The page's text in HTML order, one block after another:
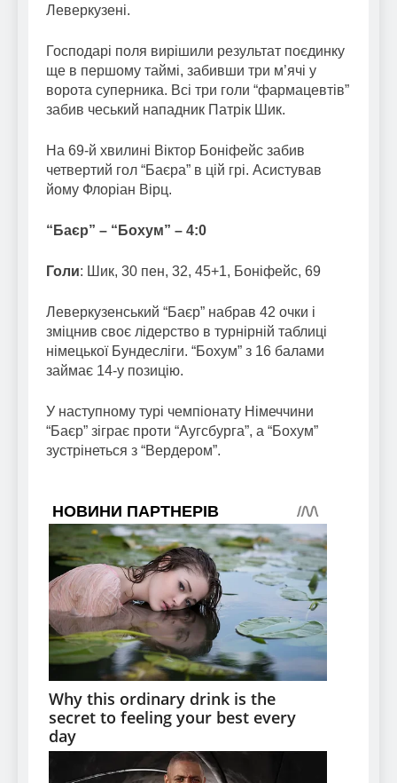
Леверкузені.
Господарі поля вирішили результат поєдинку
ще в першому таймі, забивши три м’ячі у
ворота суперника. Всі три голи “фармацевтів”
забив чеський нападник Патрік Шик.
На 69-й хвилині Віктор Боніфейс забив
четвертий гол “Баєра” в цій грі. Асистував
йому Флоріан Вірц.
“Баєр” – “Бохум” – 4:0
Голи: Шик, 30 пен, 32, 45+1, Боніфейс, 69
Леверкузенський “Баєр” набрав 42 очки і
зміцнив своє лідерство в турнірній таблиці
німецької Бундесліги. “Бохум” з 16 балами
займає 14-у позицію.
У наступному турі чемпіонату Німеччини
“Баєр” зіграє проти “Аугсбурга”, а “Бохум”
зустрінеться з “Вердером”.